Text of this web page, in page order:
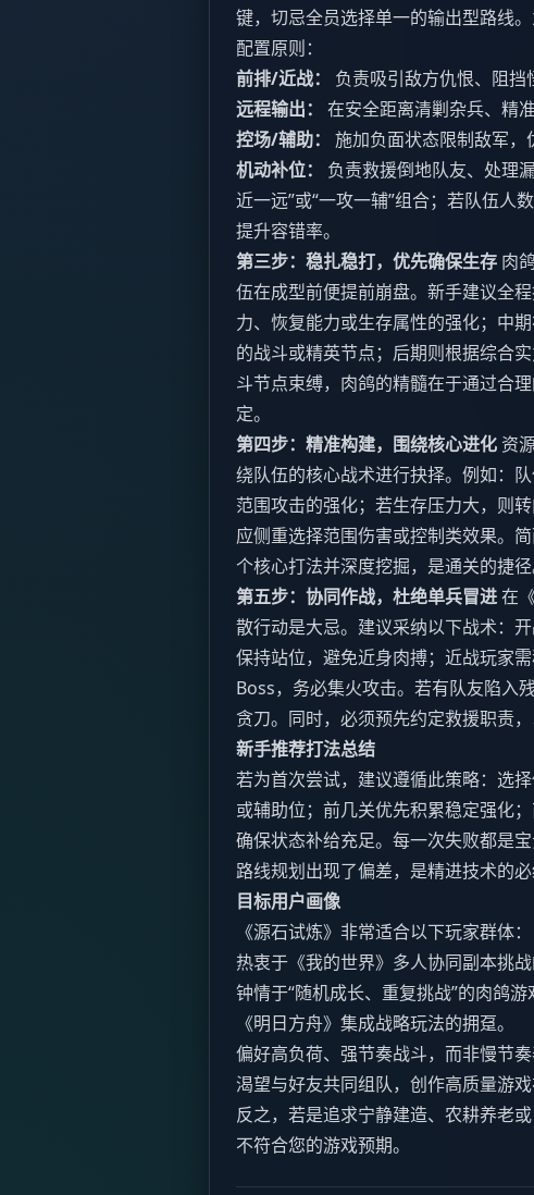
键，切忌全员选择单一的输出型路线
配置原则：
前排/近战：
负责吸引敌方仇恨、阻挡
远程输出：
在安全距离清剿杂兵、精
控场/辅助：
施加负面状态限制敌军，
机动补位：
负责救援倒地队友、处理
近一远”或“一攻一辅”组合；若队伍人
提升容错率。
第三步：稳扎稳打，优先确保生存 肉
伍在成型前便提前崩盘。新手建议全
力、恢复能力或生存属性的强化；中
的战斗或精英节点；后期则根据综合
斗节点束缚，肉鸽的精髓在于通过合
定。
第四步：精准构建，围绕核心进化 资
绕队伍的核心战术进行抉择。例如：
范围攻击的强化；若生存压力大，则
应侧重选择范围伤害或控制类效果。
个核心打法并深度挖掘，是通关的捷径
第五步：协同作战，杜绝单兵冒进在
散行动是大忌。建议采纳以下战术：
保持站位，避免近身肉搏；近战玩家
Boss，务必集火攻击。若有队友陷入
贪刀。同时，必须预先约定救援职责
新手推荐打法总结
若为首次尝试，建议遵循此策略：选
或辅助位；前几关优先积累稳定强化
确保状态补给充足。每一次失败都是
路线规划出现了偏差，是精进技术的必
目标用户画像
《源石试炼》非常适合以下玩家群体：
热衷于《我的世界》多人协同副本挑战
钟情于“随机成长、重复挑战”的肉鸽游
《明日方舟》集成战略玩法的拥趸。
偏好高负荷、强节奏战斗，而非慢节奏
渴望与好友共同组队，创作高质量游
反之，若是追求宁静建造、农耕养老
不符合您的游戏预期。